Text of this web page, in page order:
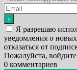
Я разрешаю
уведомления о
отказаться от
Пожалуйста,
0 комментариев